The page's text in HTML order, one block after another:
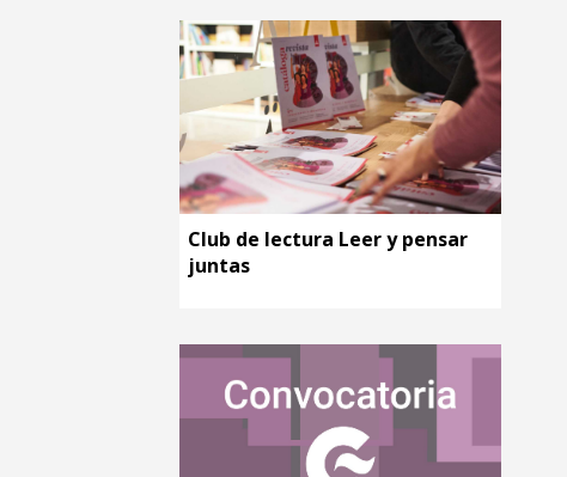
Club de lectura Leer y pensar
juntas